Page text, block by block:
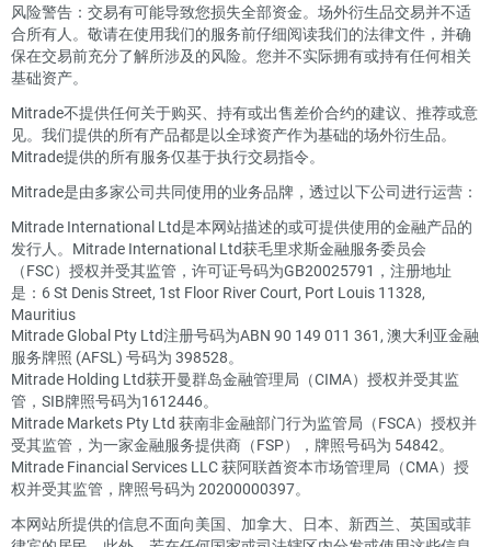
风险警告：交易有可能导致您损失全部资金。场外衍生品交易并不适
合所有人。敬请在使用我们的服务前仔细阅读我们的法律文件，并确
保在交易前充分了解所涉及的风险。您并不实际拥有或持有任何相关
基础资产。
Mitrade不提供任何关于购买、持有或出售差价合约的建议、推荐或意
见。我们提供的所有产品都是以全球资产作为基础的场外衍生品。
Mitrade提供的所有服务仅基于执行交易指令。
Mitrade是由多家公司共同使用的业务品牌，透过以下公司进行运营：
Mitrade International Ltd是本网站描述的或可提供使用的金融产品的
发行人。Mitrade International Ltd获毛里求斯金融服务委员会
（FSC）授权并受其监管，许可证号码为GB20025791，注册地址
是：6 St Denis Street, 1st Floor River Court, Port Louis 11328,
Mauritius
Mitrade Global Pty Ltd注册号码为ABN 90 149 011 361, 澳大利亚金融
服务牌照 (AFSL) 号码为 398528。
Mitrade Holding Ltd获开曼群岛金融管理局（CIMA）授权并受其监
管，SIB牌照号码为1612446。
Mitrade Markets Pty Ltd 获南非金融部门行为监管局（FSCA）授权并
受其监管，为一家金融服务提供商（FSP），牌照号码为 54842。
Mitrade Financial Services LLC 获阿联酋资本市场管理局（CMA）授
权并受其监管，牌照号码为 20200000397。
本网站所提供的信息不面向美国、加拿大、日本、新西兰、英国或菲